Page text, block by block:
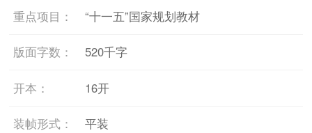
重点项目： “十一五”国家规划教材
版面字数： 520千字
开本： 16开
装帧形式： 平装